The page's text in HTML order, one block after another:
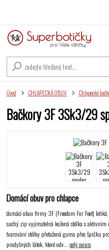
Úvod CHLAPECKÁ OBUV Chlapecké
Bačkory 3F 3Sk3/29
Domácí obuv pro chlapce
domácí obuv firmy 3F (Freedom For Feet)
suchý zip vyjímatelná kožená stélka s
tvarování stélky přetažená guma přes špičku
prodyšných látek, které odv...celý popis